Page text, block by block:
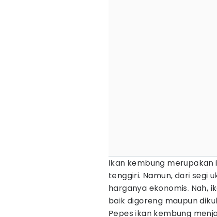
Ikan kembung merupakan
tenggiri. Namun, dari segi
harganya ekonomis. Nah,
baik digoreng maupun
Pepes ikan kembung